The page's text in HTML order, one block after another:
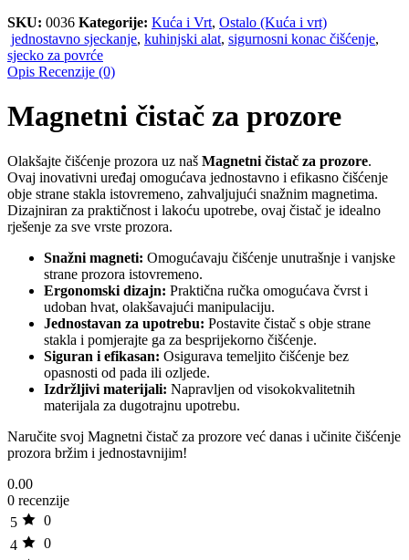
SKU: 0036 Kategorije: Kuća i Vrt, Ostalo (Kuća i vrt)
jednostavno sjeckanje, kuhinjski alat, sigurnosni konac čišćenje,
sjecko za povrće
Opis Recenzije (0)
Magnetni čistač za prozore
Olakšajte čišćenje prozora uz naš Magnetni čistač za prozore.
Ovaj inovativni uređaj omogućava jednostavno i efikasno čišćenje
obje strane stakla istovremeno, zahvaljujući snažnim magnetima.
Dizajniran za praktičnost i lakoću upotrebe, ovaj čistač je idealno
rješenje za sve vrste prozora.
Snažni magneti: Omogućavaju čišćenje unutrašnje i vanjske
strane prozora istovremeno.
Ergonomski dizajn: Praktična ručka omogućava čvrst i
udoban hvat, olakšavajući manipulaciju.
Jednostavan za upotrebu: Postavite čistač s obje strane
stakla i pomjerajte ga za besprijekorno čišćenje.
Siguran i efikasan: Osigurava temeljito čišćenje bez
opasnosti od pada ili ozljede.
Izdržljivi materijali: Napravljen od visokokvalitetnih
materijala za dugotrajnu upotrebu.
Naručite svoj Magnetni čistač za prozore već danas i učinite čišćenje
prozora bržim i jednostavnijim!
0.00
0 recenzije
5
0
4
0